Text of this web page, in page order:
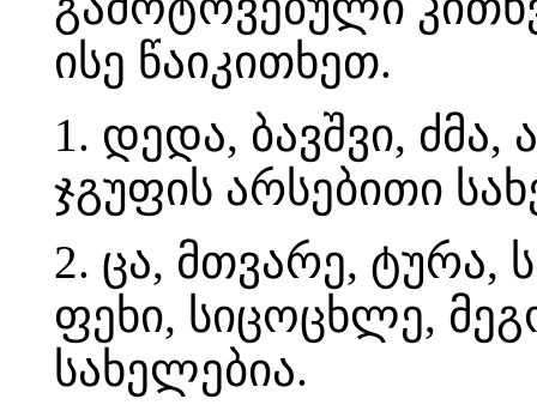
ისე წაიკითხეთ.
1. დედა, ბავშვი,
ჯგუფის არსებითი
2. ცა, მთვარე, ტურა,
ფეხი, სიცოცხლე,
სახელებია.